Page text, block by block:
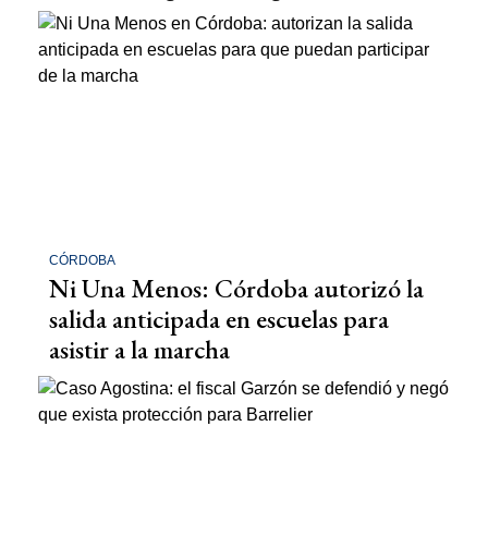
CÓRDOBA
Ni Una Menos: Córdoba autorizó la
salida anticipada en escuelas para
asistir a la marcha